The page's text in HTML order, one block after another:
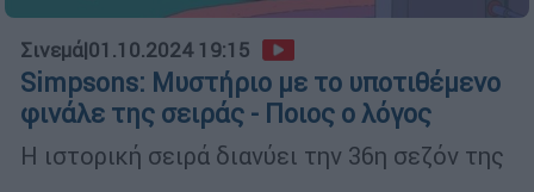
Σινεμά|01.10.2024 19:15
Simpsons: Μυστήριο με το υποτιθέμενο
φινάλε της σειράς - Ποιος ο λόγος
Η ιστορική σειρά διανύει την 36η σεζόν της